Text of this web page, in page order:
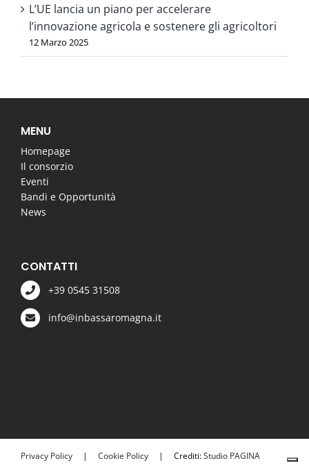
L’UE lancia un piano per accelerare
l’innovazione agricola e sostenere gli agricoltori
12 Marzo 2025
MENU
Homepage
Il consorzio
Eventi
Bandi e Opportunità
News
CONTATTI
+39 0545 31508
info@inbassaromagna.it
Privacy Policy| Cookie Policy| Crediti:Studio PAGINA